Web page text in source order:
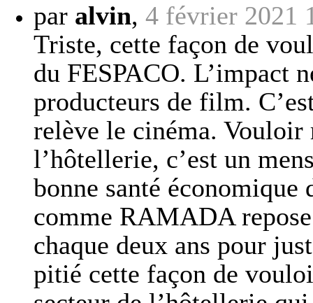
par alvin, 4 février 2021
Triste, cette façon de
du FESPACO. L’impact
producteurs de film.
relève le cinéma. Vouloir
l’hôtellerie, c’est un
bonne santé économique
comme RAMADA
chaque deux ans pour
pitié cette façon de